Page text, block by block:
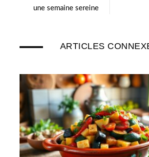
une semaine sereine
ARTICLES